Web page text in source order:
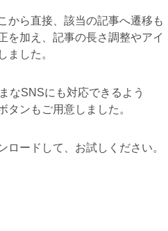
から直接、該当の記事へ遷移も
を加え、記事の長さ調整やアイ
ました。
なSNSにも対応できるよう
タンもご用意しました。
ロードして、お試しください。